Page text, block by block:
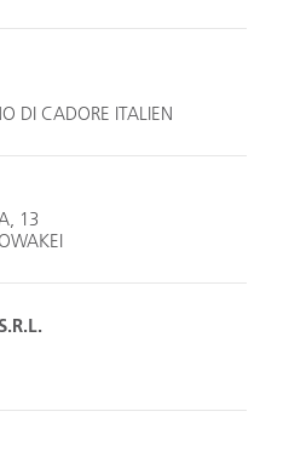
DI CADORE ITALIEN
13